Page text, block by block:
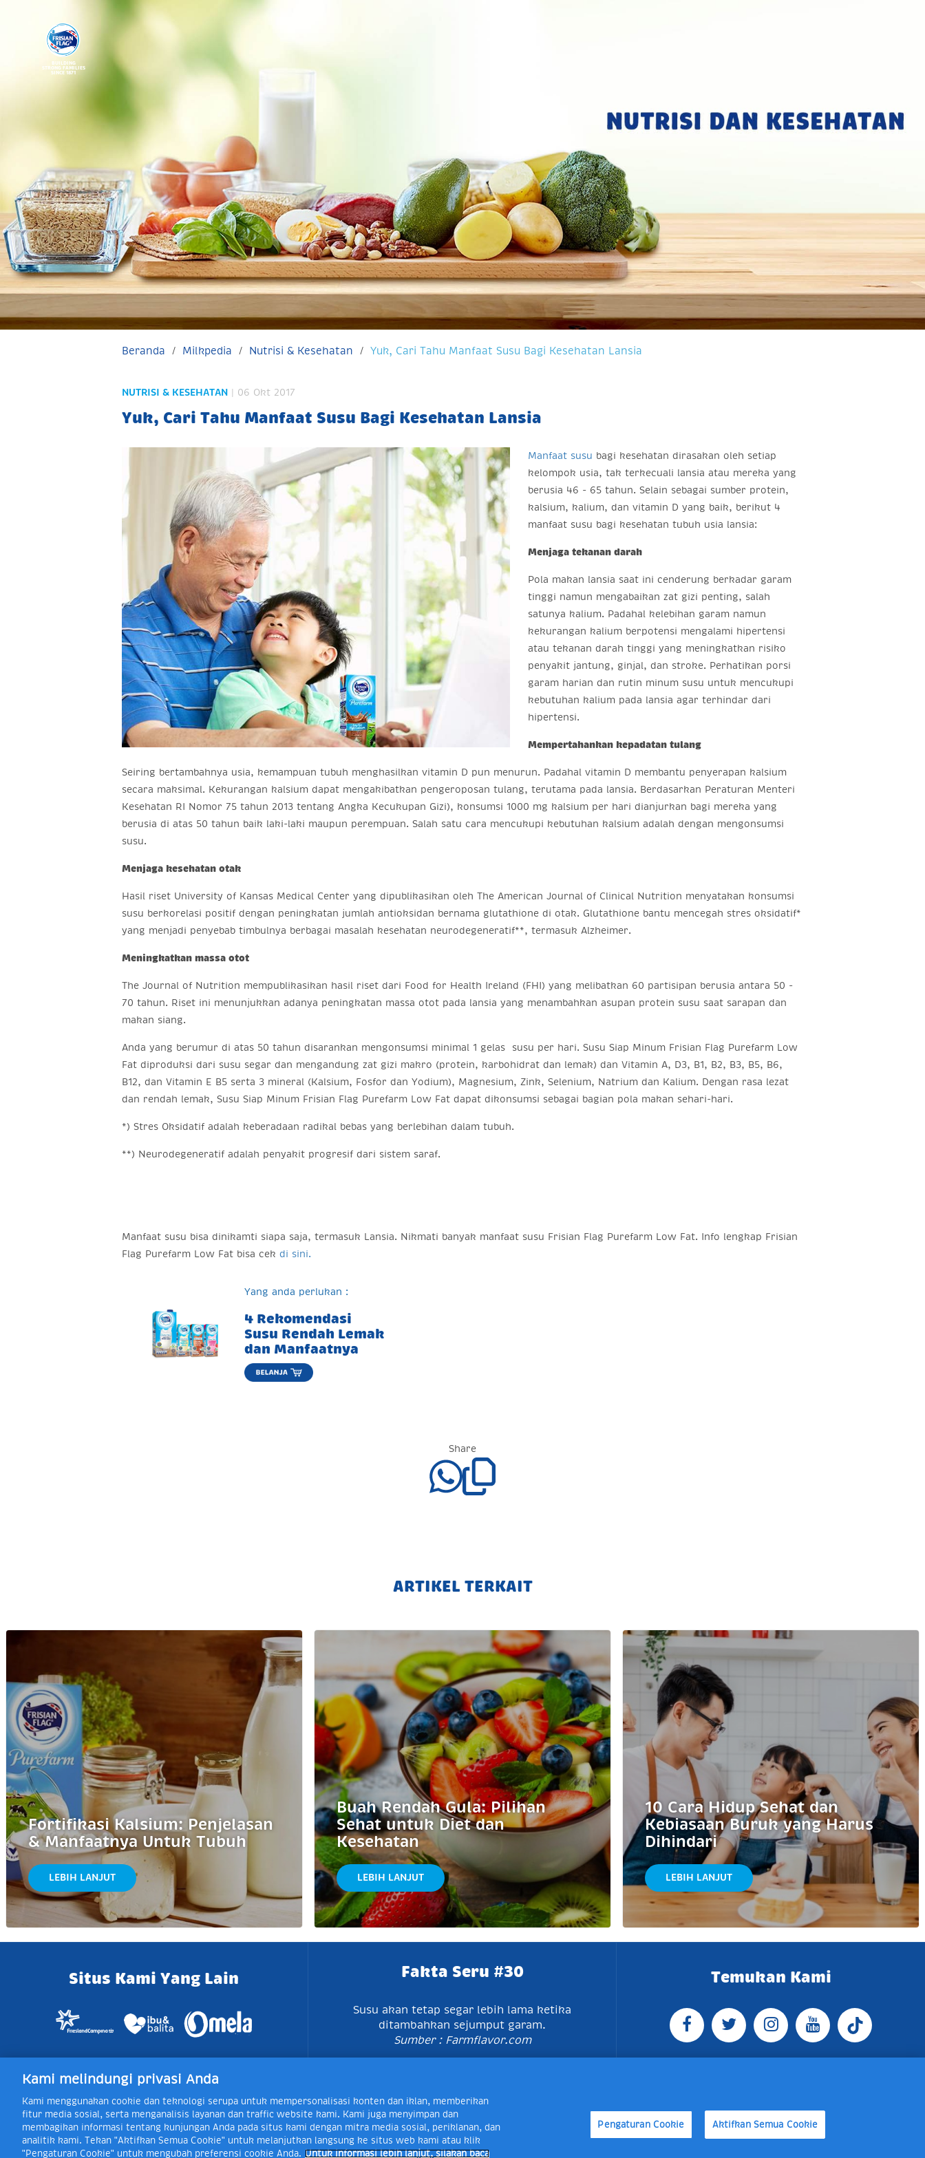
BUILDING
STRONG FAMILIES
SINCE 1871
Beranda Milkpedia Nutrisi & Kesehatan Yuk, Cari Tahu Manfaat Susu Bagi Kesehatan Lansia
NUTRISI & KESEHATAN | 06 Okt 2017
Yuk, Cari Tahu Manfaat Susu Bagi Kesehatan Lansia
Manfaat susu bagi kesehatan dirasakan oleh setiap
kelompok usia, tak terkecuali lansia atau mereka yang
berusia 46 - 65 tahun. Selain sebagai sumber protein,
kalsium, kalium, dan vitamin D yang baik, berikut 4
manfaat susu bagi kesehatan tubuh usia lansia:
Menjaga tekanan darah
Pola makan lansia saat ini cenderung berkadar garam
tinggi namun mengabaikan zat gizi penting, salah
satunya kalium. Padahal kelebihan garam namun
kekurangan kalium berpotensi mengalami hipertensi
atau tekanan darah tinggi yang meningkatkan risiko
penyakit jantung, ginjal, dan stroke. Perhatikan porsi
garam harian dan rutin minum susu untuk mencukupi
kebutuhan kalium pada lansia agar terhindar dari
hipertensi.
Mempertahankan kepadatan tulang
Seiring bertambahnya usia, kemampuan tubuh menghasilkan vitamin D pun menurun. Padahal vitamin D membantu penyerapan kalsium
secara maksimal. Kekurangan kalsium dapat mengakibatkan pengeroposan tulang, terutama pada lansia. Berdasarkan Peraturan Menteri
Kesehatan RI Nomor 75 tahun 2013 tentang Angka Kecukupan Gizi), konsumsi 1000 mg kalsium per hari dianjurkan bagi mereka yang
berusia di atas 50 tahun baik laki-laki maupun perempuan. Salah satu cara mencukupi kebutuhan kalsium adalah dengan mengonsumsi
susu.
Menjaga kesehatan otak
Hasil riset University of Kansas Medical Center yang dipublikasikan oleh The American Journal of Clinical Nutrition menyatakan konsumsi
susu berkorelasi positif dengan peningkatan jumlah antioksidan bernama glutathione di otak. Glutathione bantu mencegah stres oksidatif*
yang menjadi penyebab timbulnya berbagai masalah kesehatan neurodegeneratif**, termasuk Alzheimer.
Meningkatkan massa otot
The Journal of Nutrition mempublikasikan hasil riset dari Food for Health Ireland (FHI) yang melibatkan 60 partisipan berusia antara 50 -
70 tahun. Riset ini menunjukkan adanya peningkatan massa otot pada lansia yang menambahkan asupan protein susu saat sarapan dan
makan siang.
Anda yang berumur di atas 50 tahun disarankan mengonsumsi minimal 1 gelas susu per hari. Susu Siap Minum Frisian Flag Purefarm Low
Fat diproduksi dari susu segar dan mengandung zat gizi makro (protein, karbohidrat dan lemak) dan Vitamin A, D3, B1, B2, B3, B5, B6,
B12, dan Vitamin E B5 serta 3 mineral (Kalsium, Fosfor dan Yodium), Magnesium, Zink, Selenium, Natrium dan Kalium. Dengan rasa lezat
dan rendah lemak, Susu Siap Minum Frisian Flag Purefarm Low Fat dapat dikonsumsi sebagai bagian pola makan sehari-hari.
*) Stres Oksidatif adalah keberadaan radikal bebas yang berlebihan dalam tubuh.
**) Neurodegeneratif adalah penyakit progresif dari sistem saraf.
Manfaat susu bisa dinikamti siapa saja, termasuk Lansia. Nikmati banyak manfaat susu Frisian Flag Purefarm Low Fat. Info lengkap Frisian
Flag Purefarm Low Fat bisa cek di sini.
Yang anda perlukan :
4 Rekomendasi
Susu Rendah Lemak
dan Manfaatnya
Share
ARTIKEL TERKAIT
Fortifikasi Kalsium: Penjelasan
& Manfaatnya Untuk Tubuh
LEBIH LANJUT
Buah Rendah Gula: Pilihan
Sehat untuk Diet dan
Kesehatan
LEBIH LANJUT
10 Cara Hidup Sehat dan
Kebiasaan Buruk yang Harus
Dihindari
LEBIH LANJUT
Situs Kami Yang Lain Fakta Seru #30
Susu akan tetap segar lebih lama ketika
ditambahkan sejumput garam.
Sumber : Farmflavor.com
Temukan Kami
Jl. Raya Bogor KM 5, Pasar Rebo, Jakarta Timur, Indonesia 13760MapTelp +62 21 8410945 | PO BOX 4074 Jakarta 13760 Indonesia
Toll Free Layanan Peduli Frisian Flag 0-80018-21-406; Senin - Jumat, 08:00 - 16:30 WIB, E-mail:
layanan.peduli@frieslandcampina.com
Kami melindungi privasi Anda
Kami menggunakan cookie dan teknologi serupa untuk mempersonalisasi konten dan iklan, memberikan
fitur media sosial, serta menganalisis layanan dan traffic website kami. Kami juga menyimpan dan
membagikan informasi tentang kunjungan Anda pada situs kami dengan mitra media sosial, periklanan, dan
analitik kami. Tekan "Aktifkan Semua Cookie" untuk melanjutkan langsung ke situs web kami atau klik
"Pengaturan Cookie" untuk mengubah preferensi cookie Anda.
Untuk informasi lebih lanjut, silakan baca
Pengaturan Cookie Aktifkan Semua Cookie